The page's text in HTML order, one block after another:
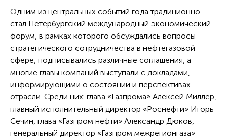
Одним из центральных событий года традиционно
стал Петербургский международный экономический
форум, в рамках которого обсуждались вопросы
стратегического сотрудничества в нефтегазовой
сфере, подписывались различные соглашения, а
многие главы компаний выступали с докладами,
информирующими о состоянии и перспективах
отрасли. Среди них: глава «Газпрома» Алексей Миллер,
главный исполнительный директор «Роснефти» Игорь
Сечин, глава «Газпром нефти» Александр Дюков,
генеральный директор «Газпром межрегионгаза»